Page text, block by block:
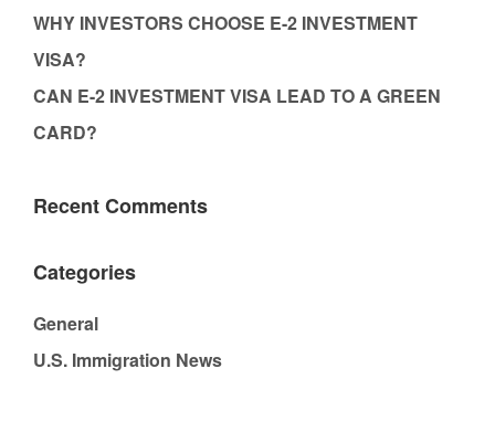
WHY INVESTORS CHOOSE E-2 INVESTMENT
VISA?
CAN E-2 INVESTMENT VISA LEAD TO A GREEN
CARD?
Recent Comments
Categories
General
U.S. Immigration News